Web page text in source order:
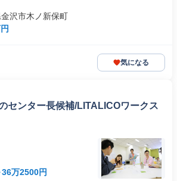
沢市木ノ新保町
気になる
センター長候補/LITALICOワークス
万2500円